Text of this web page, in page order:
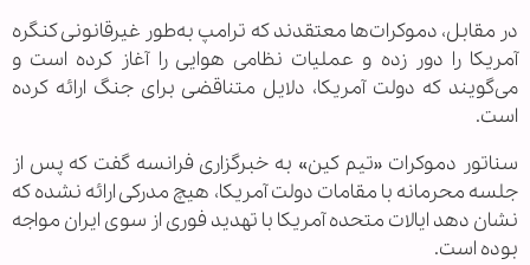
در مقابل، دموکرات‌ها معتقدند که ترامپ به‌طور غیرقانونی کنگره
آمریکا را دور زده و عملیات نظامی هوایی را آغاز کرده است و
می‌گویند که دولت آمریکا، دلایل متناقضی برای جنگ ارائه کرده
است.
سناتور دموکرات «تیم کین» به خبرگزاری فرانسه گفت که پس از
جلسه محرمانه با مقامات دولت آمریکا، هیچ مدرکی ارائه نشده که
نشان دهد ایالات متحده آمریکا با تهدید فوری از سوی ایران مواجه
بوده است.